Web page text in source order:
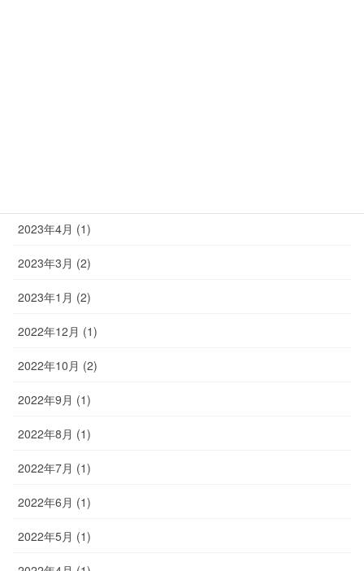
2023年4月 (1)
2023年3月 (2)
2023年1月 (2)
2022年12月 (1)
2022年10月 (2)
2022年9月 (1)
2022年8月 (1)
2022年7月 (1)
2022年6月 (1)
2022年5月 (1)